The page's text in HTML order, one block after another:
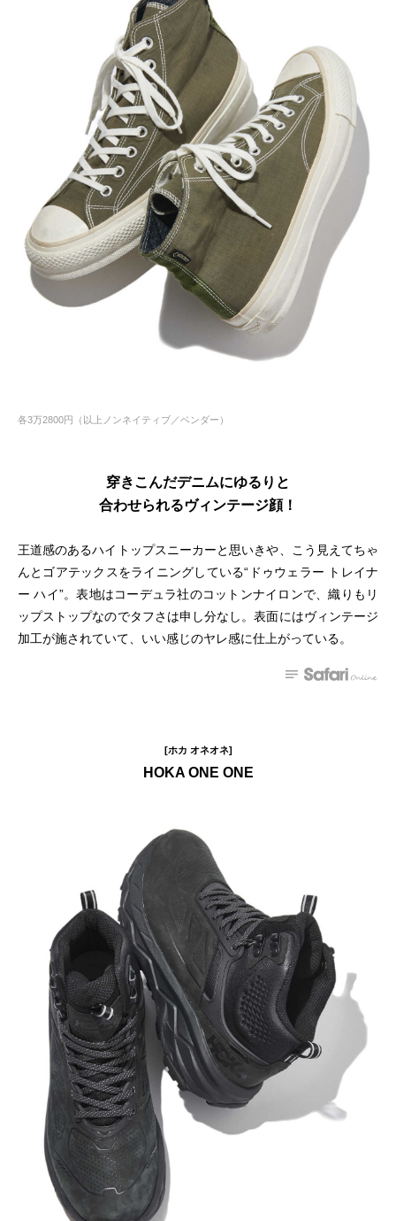
各3万2800円（以上ノンネイティブ／ベンダー）
穿きこんだデニムにゆるりと
合わせられるヴィンテージ顔！
王道感のあるハイトップスニーカーと思いきや、こう見えてちゃ
んとゴアテックスをライニングしている“ドゥウェラー トレイナ
ー ハイ”。表地はコーデュラ社のコットンナイロンで、織りもリ
ップストップなのでタフさは申し分なし。表面にはヴィンテージ
加工が施されていて、いい感じのヤレ感に仕上がっている。
[ホカ オネオネ]
HOKA ONE ONE